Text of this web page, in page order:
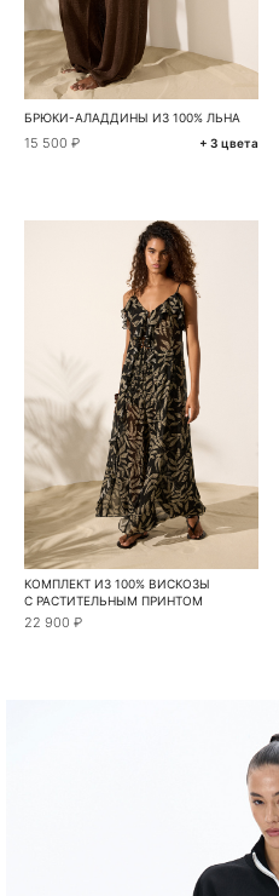
БРЮКИ-АЛАДДИНЫ ИЗ 100% ЛЬНА
15 500 ₽ + 3 цвета
КОМПЛЕКТ ИЗ 100% ВИСКОЗЫ
С РАСТИТЕЛЬНЫМ ПРИНТОМ
22 900 ₽